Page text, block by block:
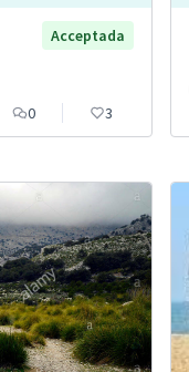
Acceptada
0 3